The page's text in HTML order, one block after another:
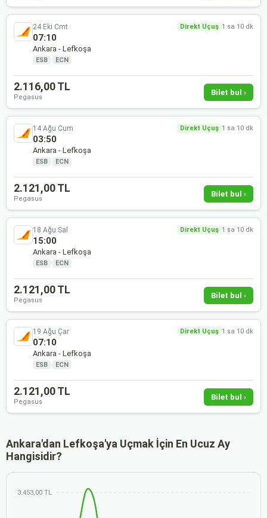
24 Eki Cmt Direkt Uçuş 1 sa 10 dk
07:10
Ankara - Lefkoşa
ESB · ECN
2.116,00 TL
Pegasus
Bilet bul ›
14 Ağu Cum Direkt Uçuş 1 sa 10 dk
03:50
Ankara - Lefkoşa
ESB · ECN
2.121,00 TL
Pegasus
Bilet bul ›
18 Ağu Sal Direkt Uçuş 1 sa 10 dk
15:00
Ankara - Lefkoşa
ESB · ECN
2.121,00 TL
Pegasus
Bilet bul ›
19 Ağu Çar Direkt Uçuş 1 sa 10 dk
07:10
Ankara - Lefkoşa
ESB · ECN
2.121,00 TL
Pegasus
Bilet bul ›
Ankara'dan Lefkoşa'ya Uçmak İçin En Ucuz Ay
Hangisidir?
3.453,00 TL